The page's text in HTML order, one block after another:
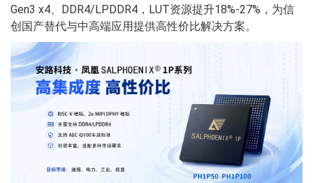
Gen3 x4、DDR4/LPDDR4，LUT资源提升18%-27%，为信
创国产替代与中高端应用提供高性价比解决方案。